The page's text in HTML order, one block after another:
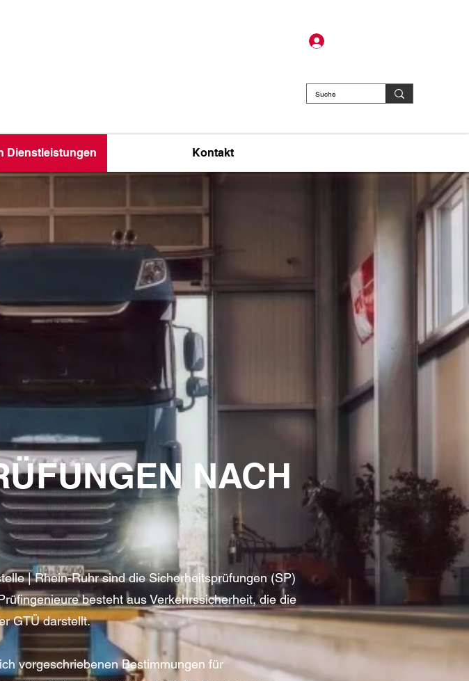
Dienstleistungen Kontakt
NACH
| Rhein-Ruhr sind die Sicherheitsprüfungen (SP)
besteht aus Verkehrssicherheit, die die
GTÜ darstellt.
vorgeschriebenen Bestimmungen für